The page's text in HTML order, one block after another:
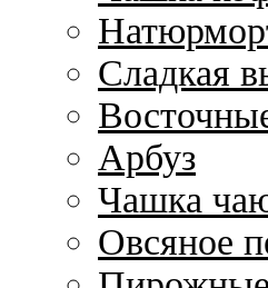
Сладкая
Арбуз
Чашка
Овсяное